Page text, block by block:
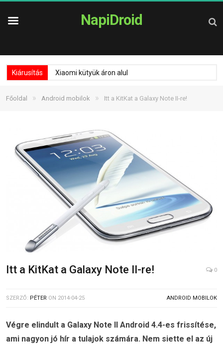
NapiDroid
Kiárusítás Xiaomi kütyük áron alul
Főoldal » Android mobilok » Itt a KitKat a Galaxy Note II-re!
Itt a KitKat a Galaxy Note II-re! 0
SZERZŐ: PÉTER ON 2014-04-25 ANDROID MOBILOK
Végre elindult a Galaxy Note II Android 4.4-es frissítése,
ami nagyon jó hír a tulajok számára. Nem siette el az új